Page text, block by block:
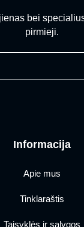
Informacija
Apie mus
Tinklaraštis
Taisyklės ir sąlygos
bei
pirmieji.